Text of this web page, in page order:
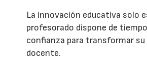
La innovación educativa solo
profesorado dispone de
confianza para transformar
docente.